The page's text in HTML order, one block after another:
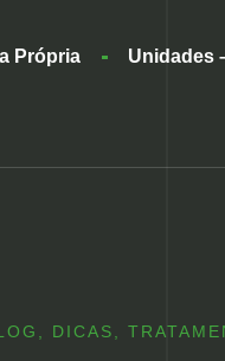
Própria Unidades
DICAS